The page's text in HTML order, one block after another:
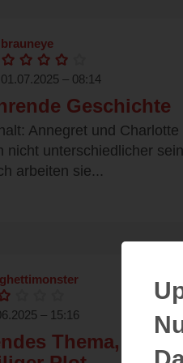
brauneye
01.07.2025 – 08:14
Geschichte
Annegret und Charlotte
nicht unterschiedlicher sein
arbeiten sie...
– 15:16
Thema,